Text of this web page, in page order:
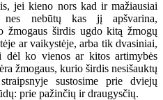
jei kieno nors kad ir mažiausiai
nes nebūtų kas jį apšvarina,
žmogaus širdis ugdo kitą žmogų
ar vaikystėje, arba tik dvasiniai,
dėl ko vienos ar kitos artimybės
žmogaus, kurio širdis nesišauktų
sustosime prie dviejų
prie pažinčių ir draugysčių.